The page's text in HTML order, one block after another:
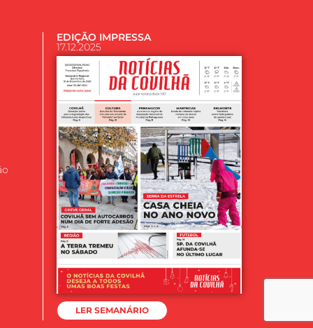
EDIÇÃO IMPRESSA
17.12.2025
LER SEMANÁRIO